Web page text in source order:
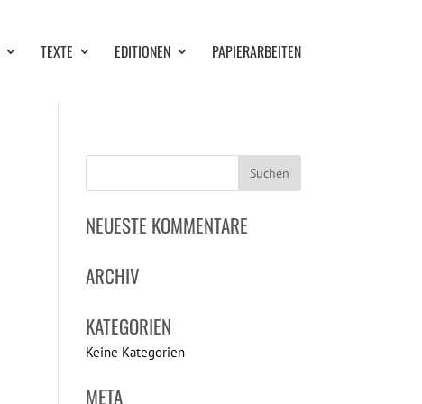
TEXTE EDITIONEN PAPIERARBEITEN
NEUESTE KOMMENTARE
ARCHIV
KATEGORIEN
Keine Kategorien
META